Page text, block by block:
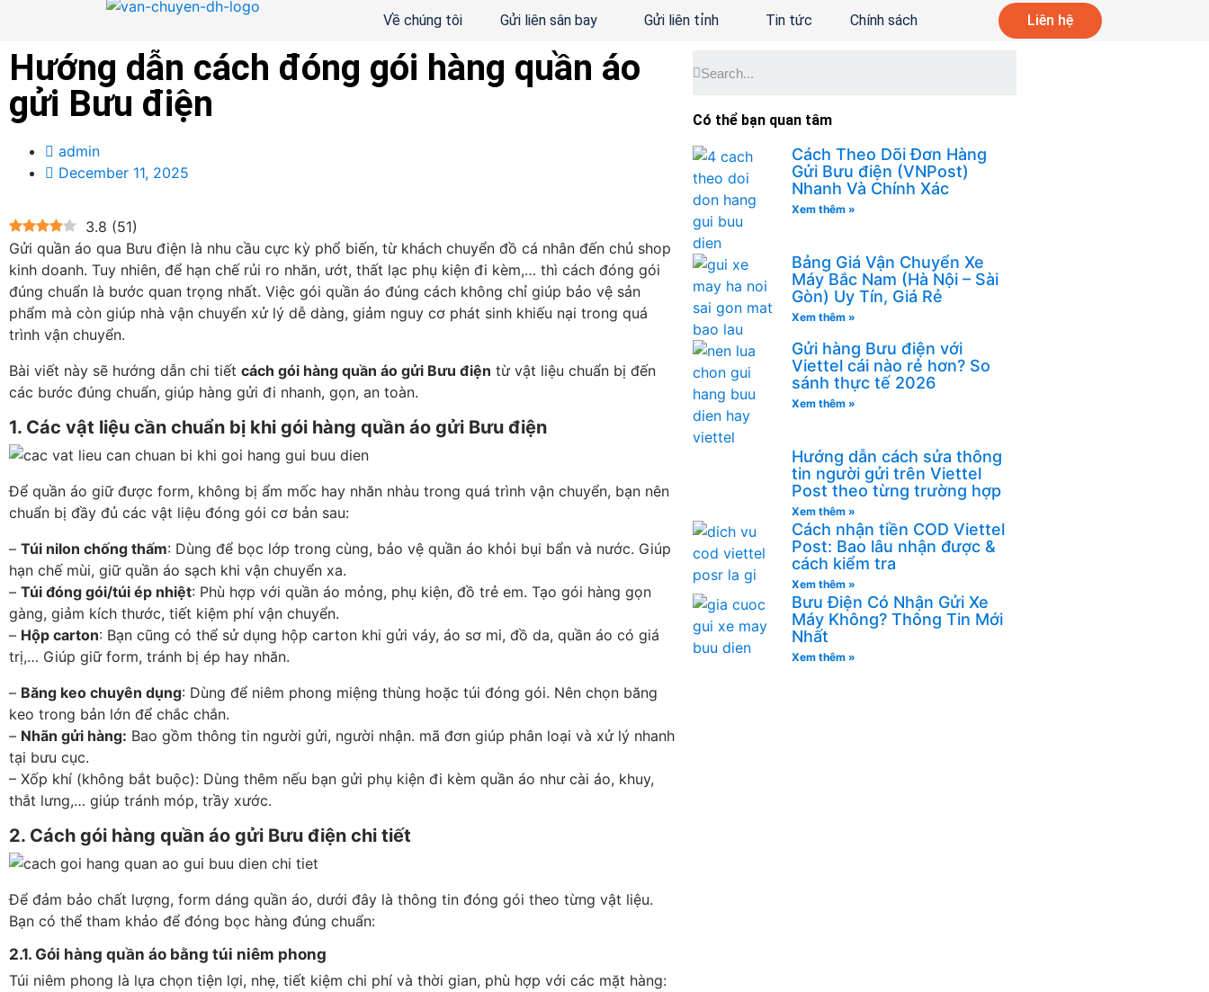
Về chúng tôi Gửi liên sân bay Gửi liên tỉnh Tin tức Chính sách Liên hệ
Hướng dẫn cách đóng gói hàng quần áo
gửi Bưu điện
admin
December 11, 2025
3.8 (51)
Gửi quần áo qua Bưu điện là nhu cầu cực kỳ phổ biến, từ khách chuyển đồ cá nhân đến chủ shop
kinh doanh. Tuy nhiên, để hạn chế rủi ro nhăn, ướt, thất lạc phụ kiện đi kèm,… thì cách đóng gói
đúng chuẩn là bước quan trọng nhất. Việc gói quần áo đúng cách không chỉ giúp bảo vệ sản
phẩm mà còn giúp nhà vận chuyển xử lý dễ dàng, giảm nguy cơ phát sinh khiếu nại trong quá
trình vận chuyển.
Bài viết này sẽ hướng dẫn chi tiết cách gói hàng quần áo gửi Bưu điện từ vật liệu chuẩn bị đến
các bước đúng chuẩn, giúp hàng gửi đi nhanh, gọn, an toàn.
1. Các vật liệu cần chuẩn bị khi gói hàng quần áo gửi Bưu điện
Để quần áo giữ được form, không bị ẩm mốc hay nhăn nhàu trong quá trình vận chuyển, bạn nên
chuẩn bị đầy đủ các vật liệu đóng gói cơ bản sau:
– Túi nilon chống thấm: Dùng để bọc lớp trong cùng, bảo vệ quần áo khỏi bụi bẩn và nước. Giúp
hạn chế mùi, giữ quần áo sạch khi vận chuyển xa.
– Túi đóng gói/túi ép nhiệt: Phù hợp với quần áo mỏng, phụ kiện, đồ trẻ em. Tạo gói hàng gọn
gàng, giảm kích thước, tiết kiệm phí vận chuyển.
– Hộp carton: Bạn cũng có thể sử dụng hộp carton khi gửi váy, áo sơ mi, đồ da, quần áo có giá
trị,… Giúp giữ form, tránh bị ép hay nhăn.
– Băng keo chuyên dụng: Dùng để niêm phong miệng thùng hoặc túi đóng gói. Nên chọn băng
keo trong bản lớn để chắc chắn.
– Nhãn gửi hàng: Bao gồm thông tin người gửi, người nhận. mã đơn giúp phân loại và xử lý nhanh
tại bưu cục.
– Xốp khí (không bắt buộc): Dùng thêm nếu bạn gửi phụ kiện đi kèm quần áo như cài áo, khuy,
thắt lưng,… giúp tránh móp, trầy xước.
2. Cách gói hàng quần áo gửi Bưu điện chi tiết
Để đảm bảo chất lượng, form dáng quần áo, dưới đây là thông tin đóng gói theo từng vật liệu.
Bạn có thể tham khảo để đóng bọc hàng đúng chuẩn:
2.1. Gói hàng quần áo bằng túi niêm phong
Túi niêm phong là lựa chọn tiện lợi, nhẹ, tiết kiệm chi phí và thời gian, phù hợp với các mặt hàng:
Có thể bạn quan tâm
Cách Theo Dõi Đơn Hàng
Gửi Bưu điện (VNPost)
Nhanh Và Chính Xác
Xem thêm »
Bảng Giá Vận Chuyển Xe
Máy Bắc Nam (Hà Nội – Sài
Gòn) Uy Tín, Giá Rẻ
Xem thêm »
Gửi hàng Bưu điện với
Viettel cái nào rẻ hơn? So
sánh thực tế 2026
Xem thêm »
Hướng dẫn cách sửa thông
tin người gửi trên Viettel
Post theo từng trường hợp
Xem thêm »
Cách nhận tiền COD Viettel
Post: Bao lâu nhận được &
cách kiểm tra
Xem thêm »
Bưu Điện Có Nhận Gửi Xe
Máy Không? Thông Tin Mới
Nhất
Xem thêm »